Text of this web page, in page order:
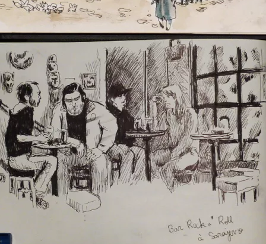
auto-stop en bosnie 3